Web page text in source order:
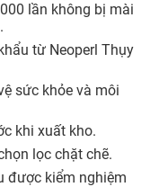
lần không bị mài
từ Neoperl Thụy
sức khỏe và môi
khi xuất kho.
lọc chặt chẽ.
được kiểm nghiệm